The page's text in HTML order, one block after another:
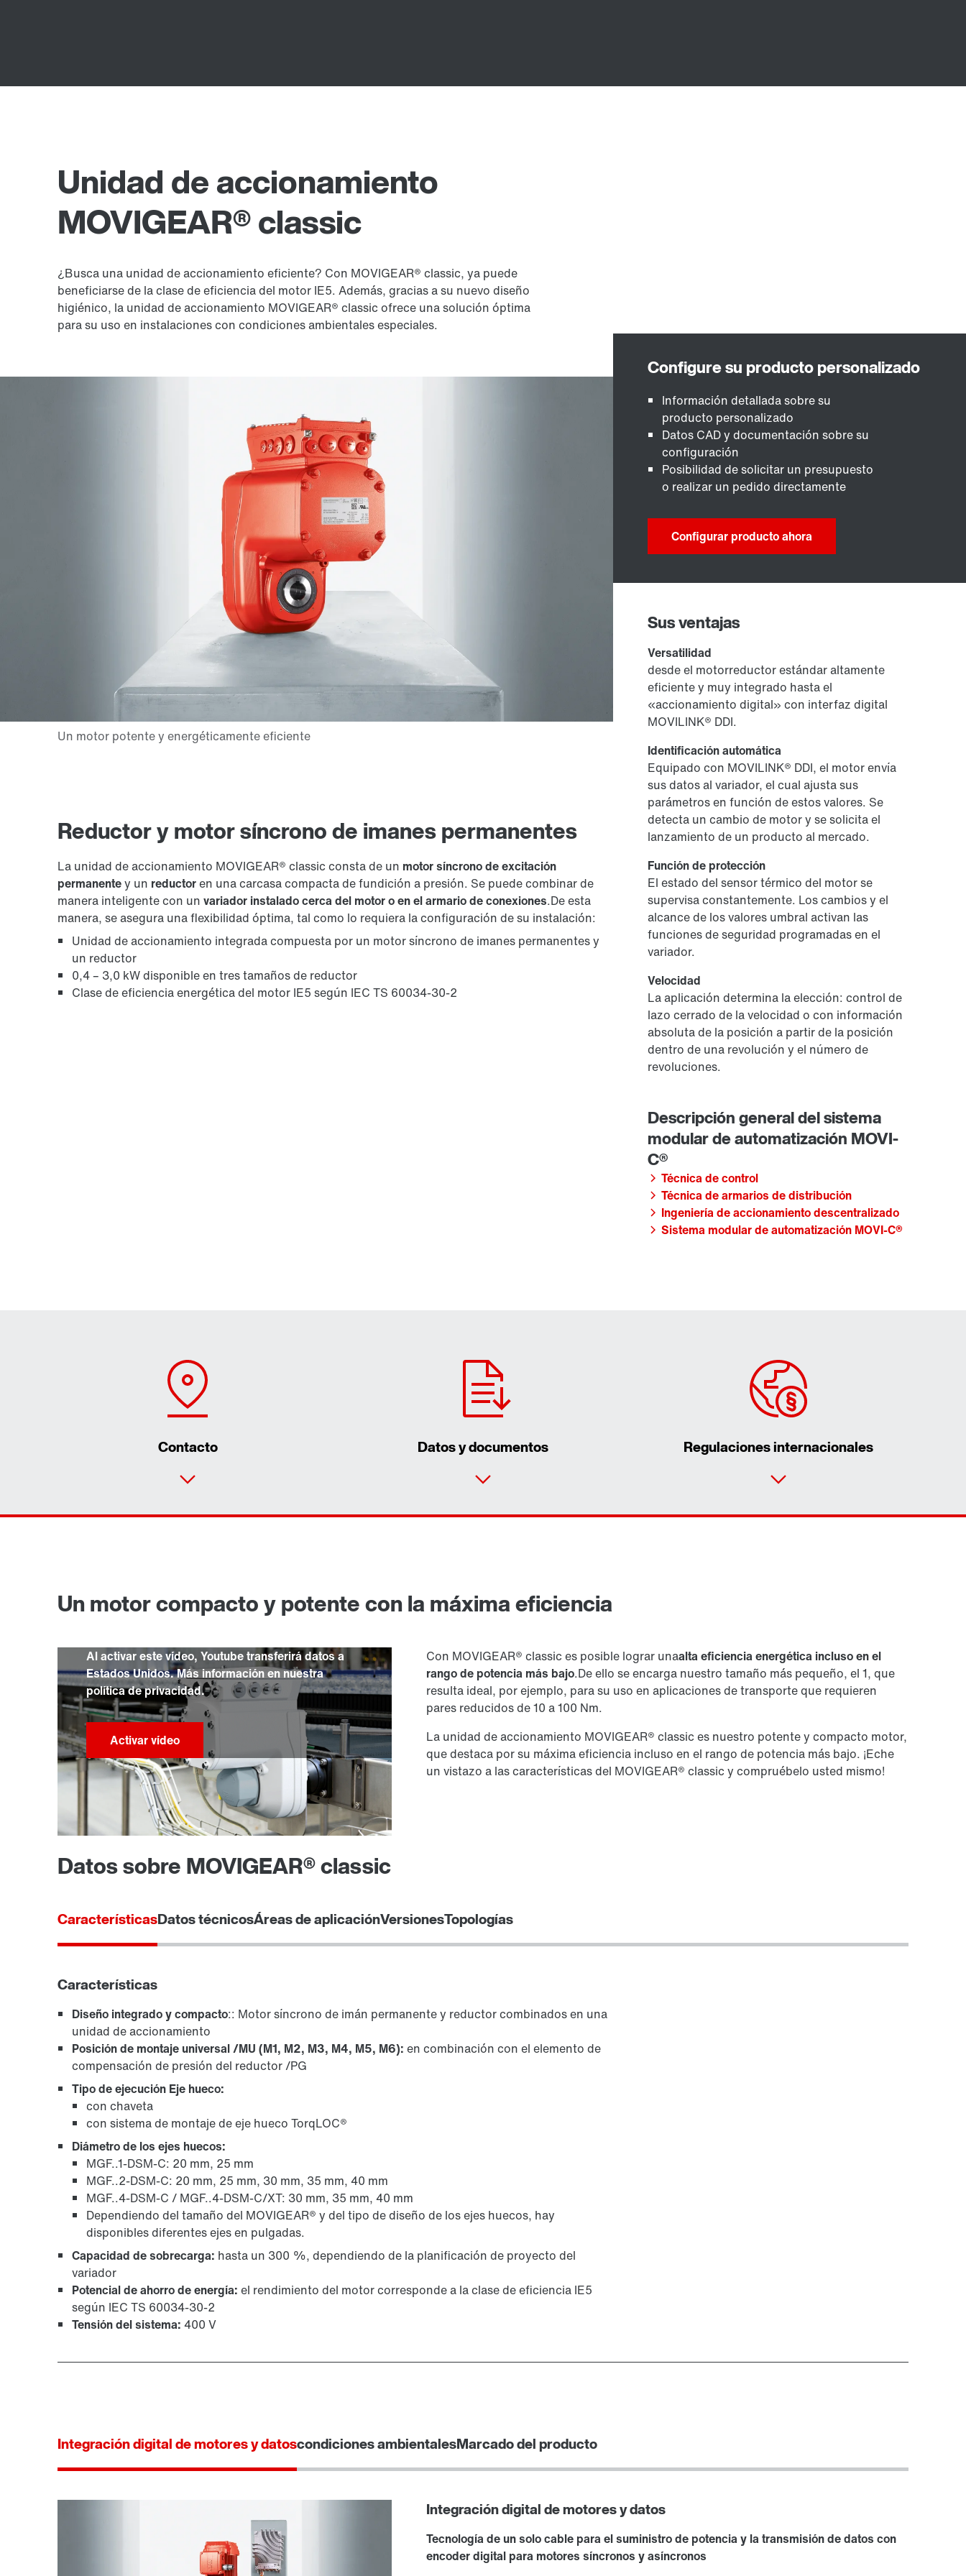
Unidad de accionamiento
MOVIGEAR® classic
¿Busca una unidad de accionamiento eficiente? Con MOVIGEAR® classic, ya puede
beneficiarse de la clase de eficiencia del motor IE5. Además, gracias a su nuevo diseño
higiénico, la unidad de accionamiento MOVIGEAR® classic ofrece una solución óptima
para su uso en instalaciones con condiciones ambientales especiales.
Reductor y motor síncrono de imanes permanentes
La unidad de accionamiento MOVIGEAR® classic consta de un motor síncrono de excitación
permanentey un reductoren una carcasa compacta de fundición a presión. Se puede combinar de
manera inteligente con un variador instalado cerca del motor o en el armario de conexiones.De esta
manera, se asegura una flexibilidad óptima, tal como lo requiera la configuración de su instalación:
Unidad de accionamiento integrada compuesta por un motor síncrono de imanes permanentes y
un reductor
0,4 – 3,0 kW disponible en tres tamaños de reductor
Clase de eficiencia energética del motor IE5 según IEC TS 60034-30-2
Información detallada sobre su
producto personalizado
Datos CAD y documentación sobre su
configuración
Posibilidad de solicitar un presupuesto
o realizar un pedido directamente
Configurar producto ahora
Sus ventajas
Versatilidad
desde el motorreductor estándar altamente
eficiente y muy integrado hasta el
«accionamiento digital» con interfaz digital
MOVILINK® DDI.
Identificación automática
Equipado con MOVILINK® DDI, el motor envía
sus datos al variador, el cual ajusta sus
parámetros en función de estos valores. Se
detecta un cambio de motor y se solicita el
lanzamiento de un producto al mercado.
Función de protección
El estado del sensor térmico del motor se
supervisa constantemente. Los cambios y el
alcance de los valores umbral activan las
funciones de seguridad programadas en el
variador.
Velocidad
La aplicación determina la elección: control de
lazo cerrado de la velocidad o con información
absoluta de la posición a partir de la posición
dentro de una revolución y el número de
revoluciones.
Técnica de control
Técnica de armarios de distribución
Ingeniería de accionamiento descentralizado
Sistema modular de automatización MOVI-C®
Contacto Datos y documentos Regulaciones internacionales
Un motor compacto y potente con la máxima eficiencia
Al activar este vídeo, Youtube transferirá datos a
Estados Unidos. Más información en nuestra
política de privacidad.
Con MOVIGEAR® classic es posible lograr unaalta eficiencia energética incluso en el
rango de potencia más bajo.De ello se encarga nuestro tamaño más pequeño, el 1, que
resulta ideal, por ejemplo, para su uso en aplicaciones de transporte que requieren
pares reducidos de 10 a 100 Nm.
La unidad de accionamiento MOVIGEAR® classic es nuestro potente y compacto motor,
que destaca por su máxima eficiencia incluso en el rango de potencia más bajo. ¡Eche
un vistazo a las características del MOVIGEAR® classic y compruébelo usted mismo!
Datos sobre MOVIGEAR® classic
CaracterísticasDatos técnicosÁreas de aplicaciónVersionesTopologías
Características
Diseño integrado y compacto:: Motor síncrono de imán permanente y reductor combinados en una
unidad de accionamiento
Posición de montaje universal /MU (M1, M2, M3, M4, M5, M6): en combinación con el elemento de
compensación de presión del reductor /PG
Tipo de ejecución Eje hueco:
con chaveta
con sistema de montaje de eje hueco TorqLOC®
Diámetro de los ejes huecos:
MGF..1-DSM-C: 20 mm, 25 mm
MGF..2-DSM-C: 20 mm, 25 mm, 30 mm, 35 mm, 40 mm
MGF..4-DSM-C / MGF..4-DSM-C/XT: 30 mm, 35 mm, 40 mm
Dependiendo del tamaño del MOVIGEAR® y del tipo de diseño de los ejes huecos, hay
disponibles diferentes ejes en pulgadas.
Capacidad de sobrecarga: hasta un 300 %, dependiendo de la planificación de proyecto del
variador
Potencial de ahorro de energía: el rendimiento del motor corresponde a la clase de eficiencia IE5
según IEC TS 60034-30-2
Tensión del sistema: 400 V
Integración digital de motores y datoscondiciones ambientalesMarcado del producto
Integración digital de motores y datos
Tecnología de un solo cable para el suministro de potencia y la transmisión de datos con
encoder digital para motores síncronos y asíncronos